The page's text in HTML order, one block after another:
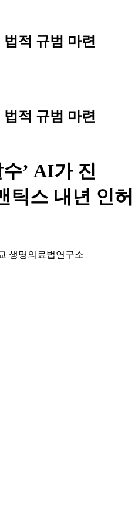
적 규범 마련
적 규범 마련
’ AI가 진
스 내년 인허
생명의료법연구소